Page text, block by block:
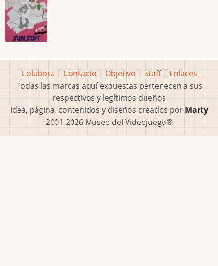
Colabora | Contacto | Objetivo | Staff| Enlaces
Todas las marcas aquí expuestas pertenecen a sus
respectivos y legítimos dueños
Idea, página, contenidos y diseños creados por Marty
2001-2026 Museo del Videojuego®